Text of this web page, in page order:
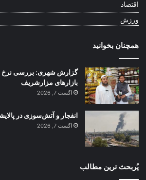
اقتصاد
ورزش
همچنان بخوانید
گزارش شهری: بررسی نرخ
بازارهای مزارشریف
آگست 7, 2026
انفجار و آتش‌سوزی در
آگست 7, 2026
پُربحث ترین مطالب